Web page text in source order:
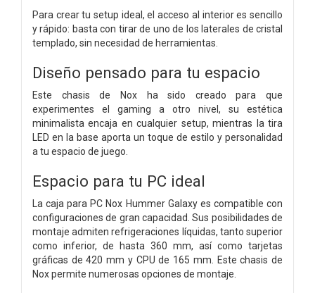
Para crear tu setup ideal, el acceso al interior es sencillo
y rápido: basta con tirar de uno de los laterales de cristal
templado, sin necesidad de herramientas.
Diseño pensado para tu espacio
Este chasis de Nox ha sido creado para que
experimentes el gaming a otro nivel, su estética
minimalista encaja en cualquier setup, mientras la tira
LED en la base aporta un toque de estilo y personalidad
a tu espacio de juego.
Espacio para tu PC ideal
La caja para PC Nox Hummer Galaxy es compatible con
configuraciones de gran capacidad. Sus posibilidades de
montaje admiten refrigeraciones líquidas, tanto superior
como inferior, de hasta 360 mm, así como tarjetas
gráficas de 420 mm y CPU de 165 mm. Este chasis de
Nox permite numerosas opciones de montaje.